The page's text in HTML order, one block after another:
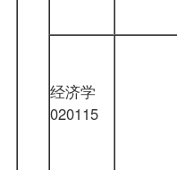
经济学
020115